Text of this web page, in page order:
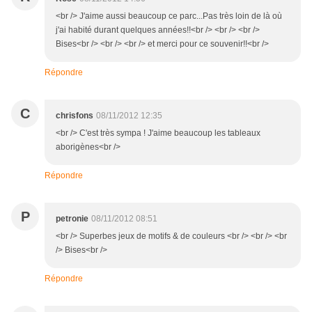
<br /> J'aime aussi beaucoup ce parc...Pas très loin de là où
j'ai habité durant quelques années!!<br /> <br /> <br />
Bises<br /> <br /> <br /> et merci pour ce souvenir!!<br />
Répondre
C chrisfons 08/11/2012 12:35
<br /> C'est très sympa ! J'aime beaucoup les tableaux
aborigènes<br />
Répondre
P petronie 08/11/2012 08:51
<br /> Superbes jeux de motifs & de couleurs <br /> <br /> <br
/> Bises<br />
Répondre